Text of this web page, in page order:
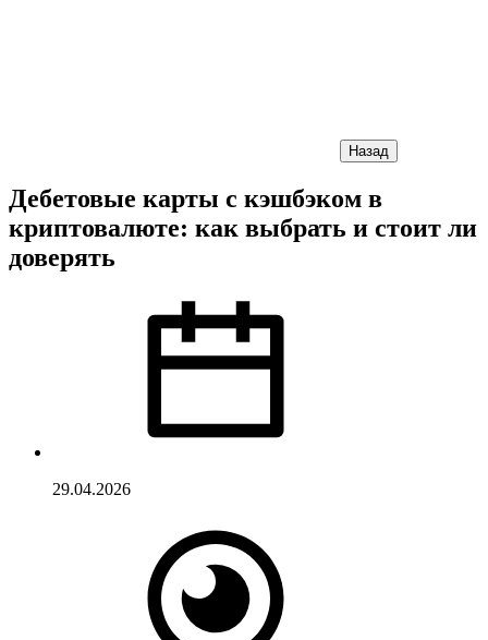
Назад
Дебетовые карты с кэшбэком в
криптовалюте: как выбрать и стоит ли
доверять
29.04.2026